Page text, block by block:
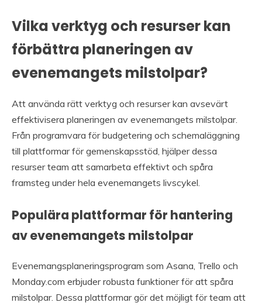
Vilka verktyg och resurser kan
förbättra planeringen av
evenemangets milstolpar?
Att använda rätt verktyg och resurser kan avsevärt
effektivisera planeringen av evenemangets milstolpar.
Från programvara för budgetering och schemaläggning
till plattformar för gemenskapsstöd, hjälper dessa
resurser team att samarbeta effektivt och spåra
framsteg under hela evenemangets livscykel.
Populära plattformar för hantering
av evenemangets milstolpar
Evenemangsplaneringsprogram som Asana, Trello och
Monday.com erbjuder robusta funktioner för att spåra
milstolpar. Dessa plattformar gör det möjligt för team att